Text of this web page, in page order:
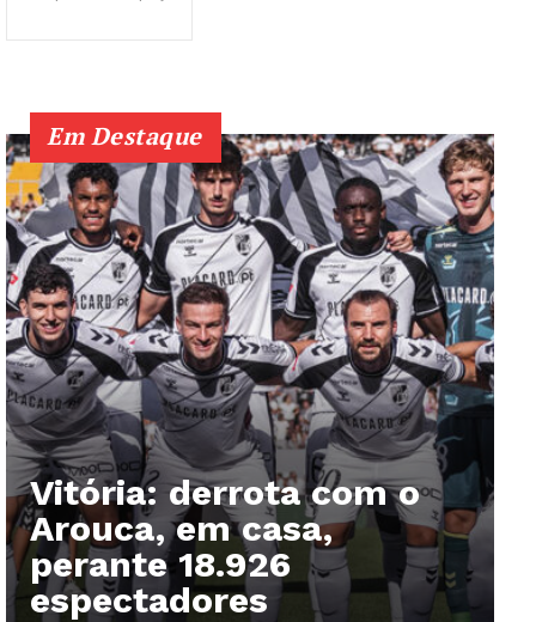
Em Destaque
Vitória: derrota com o
Arouca, em casa,
perante 18.926
espectadores